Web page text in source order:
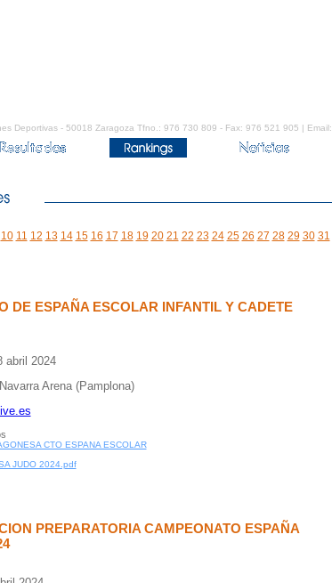
Deportivas - 50018 Zaragoza Tfno.: 976 730 809 - Fax: 976 521 905 | Email:
10 11 12 13 14 15 16 17 18 19 20 21 22 23 24 25 26 27 28 29 30 31
DE ESPAÑA ESCOLAR INFANTIL Y CADETE
abril 2024
Arena (Pamplona)
CTO ESPANA ESCOLAR
JUDO 2024.pdf
PREPARATORIA CAMPEONATO ESPAÑA